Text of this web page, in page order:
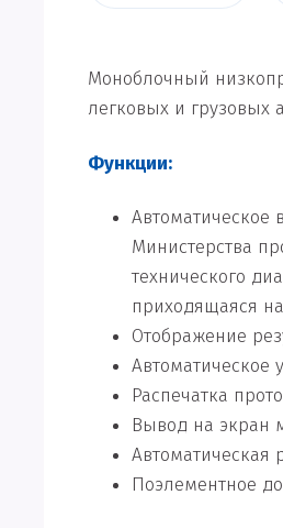
Моноблочный
легковых и грузовых
Функции:
Автоматическое
Министерства
технического
приходящаяся
Отображение
Распечатка
Вывод на экран
Автоматическая
Поэлементное